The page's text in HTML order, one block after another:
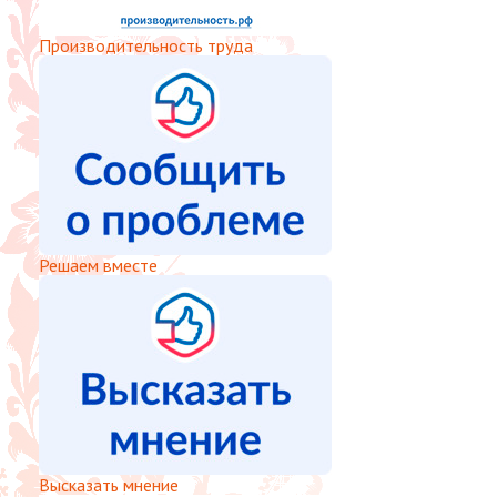
Производительность труда
Решаем вместе
Высказать мнение